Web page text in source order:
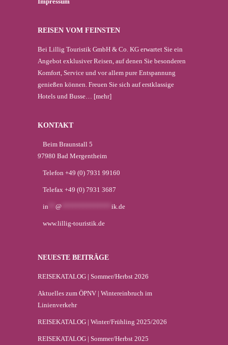
REISEN VOM FEINSTEN
Bei Lillig Touristik GmbH & Co. KG erwartet Sie ein
Angebot exklusiver Reisen, auf denen Sie besonderen
Komfort, Service und vor allem pure Entspannung
genießen können. Freuen Sie sich auf erstklassige
Hotels und Busse… [mehr]
KONTAKT
Beim Braunstall 5
97980 Bad Mergentheim
Telefon +49 (0) 7931 99160
Telefax +49 (0) 7931 3687
in @ ik.de
www.lillig-touristik.de
NEUESTE BEITRÄGE
REISEKATALOG | Sommer/Herbst 2026
Aktuelles zum ÖPNV | Wintereinbruch im
Linienverkehr
REISEKATALOG | Winter/Frühling 2025/2026
REISEKATALOG | Sommer/Herbst 2025